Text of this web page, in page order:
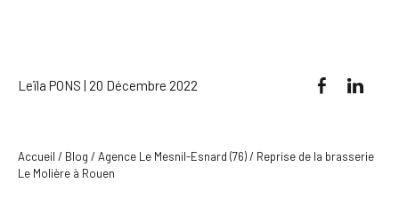
Leïla PONS | 20 Décembre 2022
Accueil / Blog /Agence Le Mesnil-Esnard (76)/ Reprise de la brasserie
Le Molière à Rouen